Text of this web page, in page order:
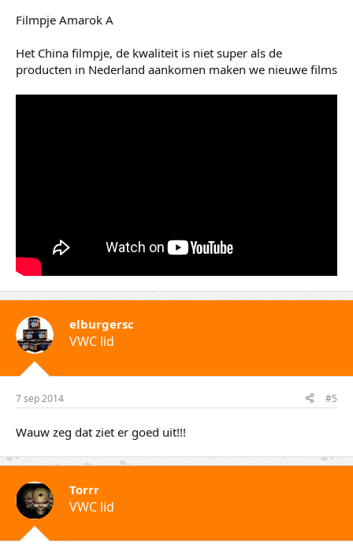
Filmpje Amarok A
Het China filmpje, de kwaliteit is niet super als de
producten in Nederland aankomen maken we nieuwe films
elburgersc
VWC lid
7 sep 2014 #5
Wauw zeg dat ziet er goed uit!!!
Torrr
VWC lid